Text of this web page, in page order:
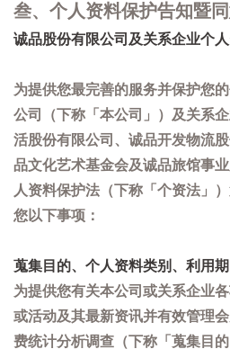
叁、个人资料保护告知暨
诚品股份有限公司及关系企业个
为提供您最完善的服务并保护您
公司（下称「本公司」）及关系
活股份有限公司、诚品开发物流
品文化艺术基金会及诚品旅馆事
人资料保护法（下称「个资法」
您以下事项：
蒐集目的、个人资料类别、利用
为提供您有关本公司或关系企业
或活动及其最新资讯并有效管理
费统计分析调查（下称「蒐集目